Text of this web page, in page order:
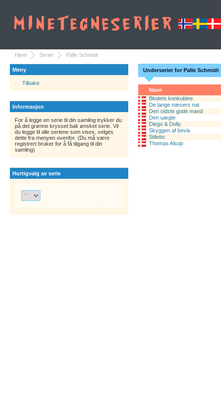
Hjem Serier Palle Schmidt
Meny
Tilbake
Informasjon
For å legge en serie til din samling trykker du
på det grønne krysset bak ønsket serie. Vil
du legge til alle seriene som vises, velges
dette fra menyen ovenfor. (Du må være
registrert bruker for å få tilgang til din
samling)
Hurtigvalg av serie
Underserier for Palle Schmidt
Navn
Blodets konkubine
De lange næsers nat
Den sidste gode mand
Den uægte
Diego & Dolly
Skyggen af bevis
Stiletto
Thomas Alsop